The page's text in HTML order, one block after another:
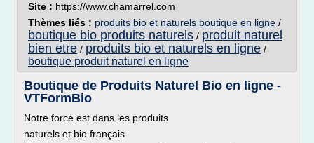
Site : https://www.chamarrel.com
Thèmes liés : produits bio et naturels boutique en ligne /
boutique bio produits naturels / produit naturel
bien etre / produits bio et naturels en ligne /
boutique produit naturel en ligne
Boutique de Produits Naturel Bio en ligne -
VTFormBio
Notre force est dans les produits
naturels et bio français